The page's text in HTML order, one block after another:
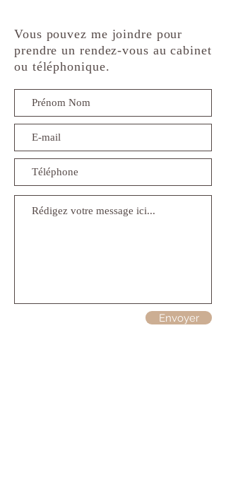
Vous pouvez me joindre pour
prendre un rendez-vous au cabinet
ou téléphonique.
Envoyer